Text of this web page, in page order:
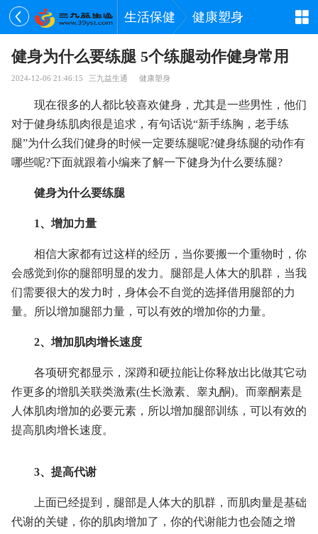
生活保健 健康塑身
健身为什么要练腿 5个练腿动作健身常用
2024-12-06 21:46:15 三九益生通 健康塑身
现在很多的人都比较喜欢健身，尤其是一些男性，他们
对于健身练肌肉很是追求，有句话说“新手练胸，老手练
腿”为什么我们健身的时候一定要练腿呢?健身练腿的动作有
哪些呢?下面就跟着小编来了解一下健身为什么要练腿?
健身为什么要练腿
1、增加力量
相信大家都有过这样的经历，当你要搬一个重物时，你
会感觉到你的腿部明显的发力。腿部是人体大的肌群，当我
们需要很大的发力时，身体会不自觉的选择借用腿部的力
量。所以增加腿部力量，可以有效的增加你的力量。
2、增加肌肉增长速度
各项研究都显示，深蹲和硬拉能让你释放出比做其它动
作更多的增肌关联类激素(生长激素、睾丸酮)。而睾酮素是
人体肌肉增加的必要元素，所以增加腿部训练，可以有效的
提高肌肉增长速度。
3、提高代谢
上面已经提到，腿部是人体大的肌群，而肌肉量是基础
代谢的关键，你的肌肉增加了，你的代谢能力也会随之增